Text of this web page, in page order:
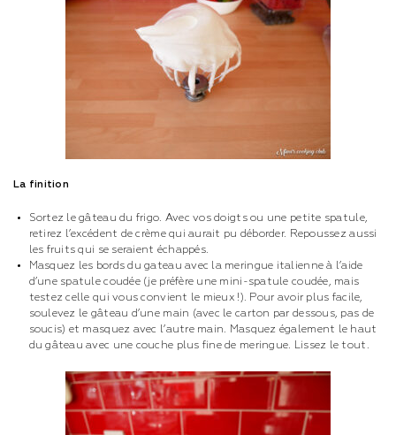
La finition
Sortez le gâteau du frigo. Avec vos doigts ou une petite spatule,
retirez l’excédent de crème qui aurait pu déborder. Repoussez aussi
les fruits qui se seraient échappés.
Masquez les bords du gateau avec la meringue italienne à l’aide
d’une spatule coudée (je préfère une mini-spatule coudée, mais
testez celle qui vous convient le mieux !). Pour avoir plus facile,
soulevez le gâteau d’une main (avec le carton par dessous, pas de
soucis) et masquez avec l’autre main. Masquez également le haut
du gâteau avec une couche plus fine de meringue. Lissez le tout.